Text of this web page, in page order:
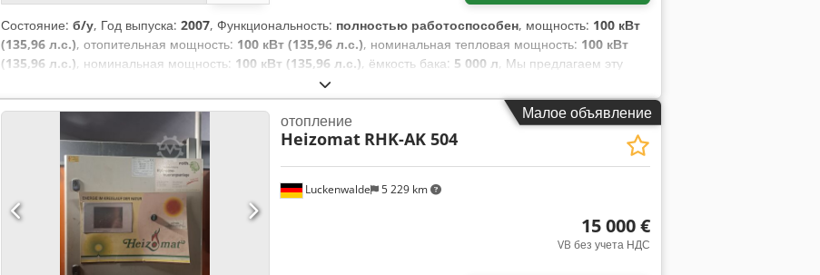
Состояние: б/у, Год выпуска: 2007, Функциональность: полностью работоспособен, мощность: 100 кВт
(135,96 л.с.), отопительная мощность: 100 кВт (135,96 л.с.), номинальная тепловая мощность: 100 кВт
(135,96 л.с.), номинальная мощность: 100 кВт (135,96 л.с.), ёмкость бака: 5 000 л, Мы предлагаем эту
бывшую в употреблении отопительную установку HDG Bavaria мощностью 100 кВт с выносом посредством
шарнирно-сочлененного рычага, год выпуска 2007. Dedpfx Aoyrhd Tjdteck Производитель: HDG Bavaria
Модель: 100 кВт с рычажной выгрузкой Год выпуска: 2007 Если у вас возникнут вопросы или потребуется
дополнительная информация, напишите нам сообщение или позвоните. Установка все еще находится в
эксплуатации и ее можно осмотреть. В предложение входит буферная емкость на 5000 л, система
управления и различные запасные части, которые мы приобрели на всякий случай.
Малое объявление
Luckenwalde 5 229 km
отопление
Heizomat RHK-AK 504
15 000 €
VB без учета НДС